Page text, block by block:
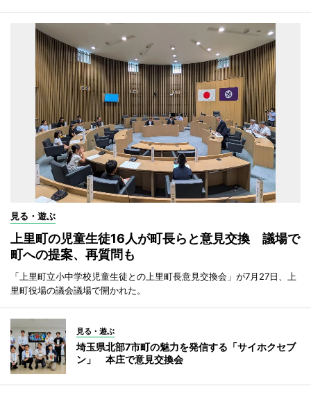
見る・遊ぶ
上里町の児童生徒16人が町長らと意見交換 議場で
町への提案、再質問も
「上里町立小中学校児童生徒との上里町長意見交換会」が7月27日、上
里町役場の議会議場で開かれた。
見る・遊ぶ
埼玉県北部7市町の魅力を発信する「サイホクセブ
ン」 本庄で意見交換会